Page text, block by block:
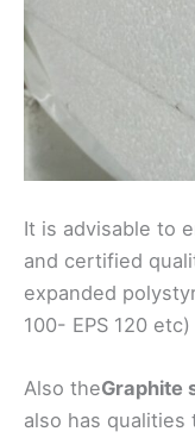
It is advisable to
and certified
expanded
100- EPS 120
Also theGraphite
also has